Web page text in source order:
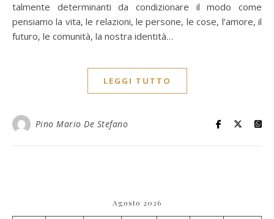
talmente determinanti da condizionare il modo come
pensiamo la vita, le relazioni, le persone, le cose, l’amore, il
futuro, le comunità, la nostra identità…
LEGGI TUTTO
Pino Mario De Stefano
Agosto 2026